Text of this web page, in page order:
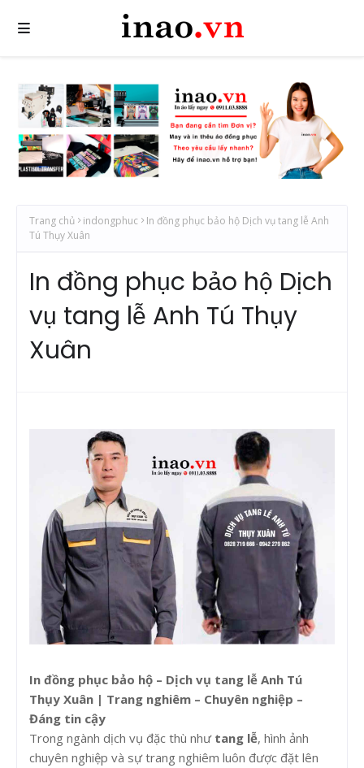
Trang chủ indongphuc
In đồng phục bảo hộ Dịch vụ tang lễ Anh
Tú Thụy Xuân
In đồng phục bảo hộ Dịch
vụ tang lễ Anh Tú Thụy
Xuân
In đồng phục bảo hộ – Dịch vụ tang lễ Anh Tú
Thụy Xuân | Trang nghiêm – Chuyên nghiệp –
Đáng tin cậy
Trong ngành dịch vụ đặc thù như tang lễ, hình ảnh
chuyên nghiệp và sự trang nghiêm luôn được đặt lên